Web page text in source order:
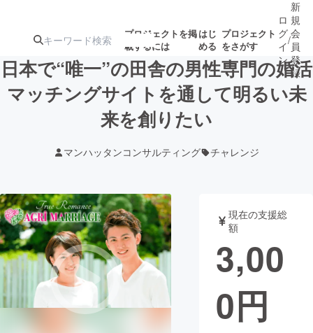
プロジェクトを掲
載するには
はじ
める
プロジェクト
をさがす
注目の新着プロ
ジェクト
募集終了が近いプ
テクノロジー・ガジェット
映像・映画 書籍・雑誌
ビジネス・起業 チャレンジ
ロ
グ
イ
ン
/
新
規
会
員
登
録
日本で“唯一”の田舎の男性専門の婚活
マッチングサイトを通して明るい未
来を創りたい
マンハッタンコンサルティング チャレンジ
現在の支援総
額
3,00
0円